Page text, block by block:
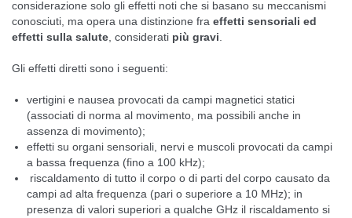
considerazione solo gli effetti noti che si basano su meccanismi
conosciuti, ma opera una distinzione fra effetti sensoriali ed
effetti sulla salute , considerati più gravi
Gli effetti diretti sono i seguenti:
vertigini e nausea provocati da campi magnetici statici
(associati di norma al movimento, ma possibili anche in
assenza di movimento);
effetti su organi sensoriali, nervi e muscoli provocati da campi
a bassa frequenza (fino a 100 kHz);
riscaldamento di tutto il corpo o di parti del corpo causato da
campi ad alta frequenza (pari o superiore a 10 MHz); in
presenza di valori superiori a qualche GHz il riscaldamento si